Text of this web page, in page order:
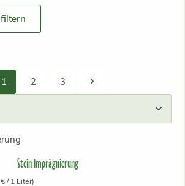
Seite
1 Seite
2 Seite
3
Stein Imprägnierung
/ 1 Liter)